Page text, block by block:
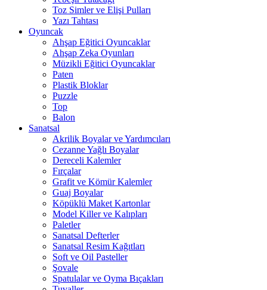
Toz Simler ve Elişi Pulları
Yazı Tahtası
Oyuncak
Ahşap Eğitici Oyuncaklar
Ahşap Zeka Oyunları
Müzikli Eğitici Oyuncaklar
Paten
Plastik Bloklar
Puzzle
Top
Balon
Sanatsal
Akrilik Boyalar ve Yardımcıları
Cezanne Yağlı Boyalar
Dereceli Kalemler
Fırçalar
Grafit ve Kömür Kalemler
Guaj Boyalar
Köpüklü Maket Kartonlar
Model Killer ve Kalıpları
Paletler
Sanatsal Defterler
Sanatsal Resim Kağıtları
Soft ve Oil Pasteller
Şovale
Spatulalar ve Oyma Bıçakları